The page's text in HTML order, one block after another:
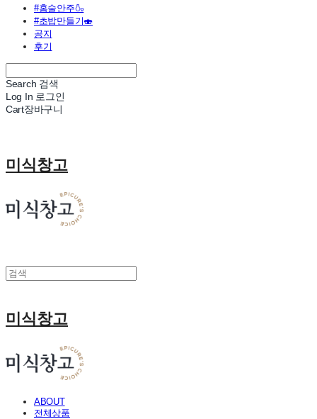
#홈술안주🍶
#초밥만들기🍣
공지
후기
Search 검색
Log In 로그인
Cart장바구니
미식창고
미식창고
ABOUT
전체상품